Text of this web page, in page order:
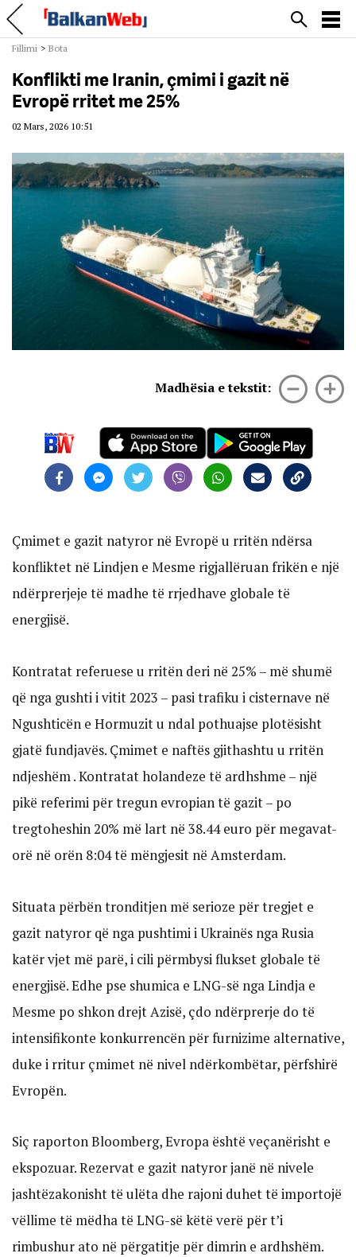
Fillimi > Bota
Konflikti me Iranin, çmimi i gazit në
Evropë rritet me 25%
02 Mars, 2026 10:51
Madhësia e tekstit:
Çmimet e gazit natyror në Evropë u rritën ndërsa
konfliktet në Lindjen e Mesme rigjallëruan frikën e një
ndërprerjeje të madhe të rrjedhave globale të
energjisë.
Kontratat referuese u rritën deri në 25% – më shumë
që nga gushti i vitit 2023 – pasi trafiku i cisternave në
Ngushticën e Hormuzit u ndal pothuajse plotësisht
gjatë fundjavës. Çmimet e naftës gjithashtu u rritën
ndjeshëm . Kontratat holandeze të ardhshme – një
pikë referimi për tregun evropian të gazit – po
tregtoheshin 20% më lart në 38.44 euro për megavat-
orë në orën 8:04 të mëngjesit në Amsterdam.
Situata përbën tronditjen më serioze për tregjet e
gazit natyror që nga pushtimi i Ukrainës nga Rusia
katër vjet më parë, i cili përmbysi flukset globale të
energjisë. Edhe pse shumica e LNG-së nga Lindja e
Mesme po shkon drejt Azisë, çdo ndërprerje do të
intensifikonte konkurrencën për furnizime alternative,
duke i rritur çmimet në nivel ndërkombëtar, përfshirë
Evropën.
Siç raporton Bloomberg, Evropa është veçanërisht e
ekspozuar. Rezervat e gazit natyror janë në nivele
jashtëzakonisht të ulëta dhe rajoni duhet të importojë
vëllime të mëdha të LNG-së këtë verë për t’i
rimbushur ato në përgatitje për dimrin e ardhshëm.